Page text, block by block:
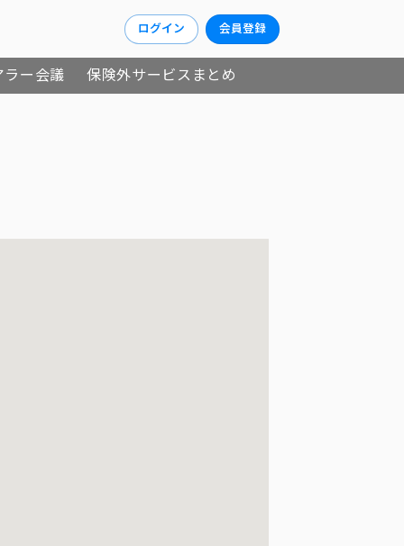
ログイン 会員登録
ラー会議 保険外サービスまとめ